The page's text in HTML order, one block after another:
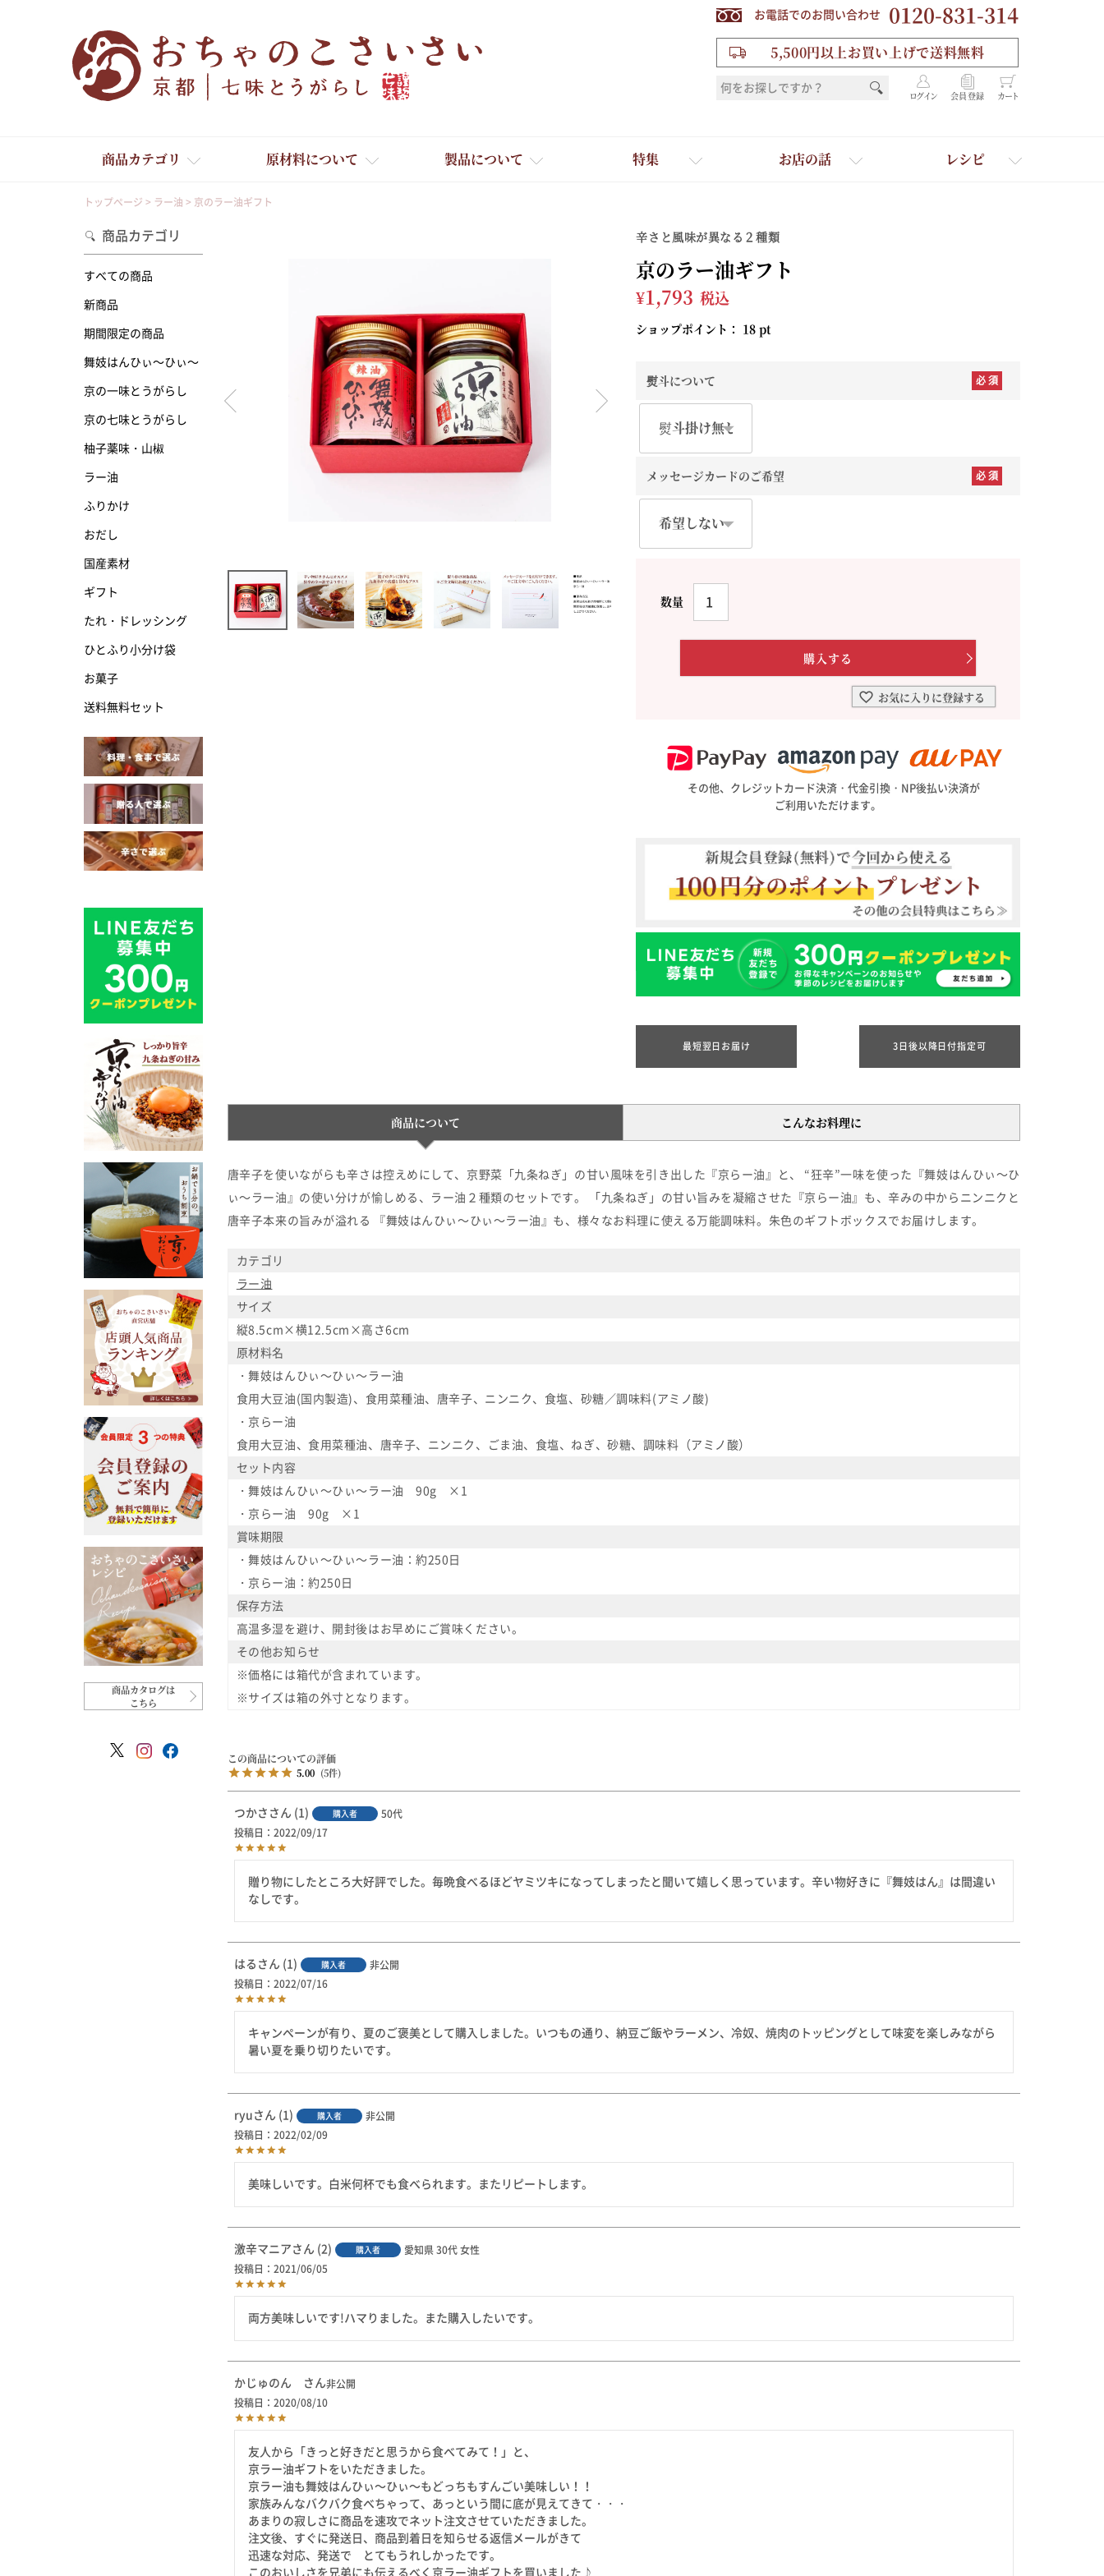
お電話でのお問い合わせ 0120-831-314
5,500円以上お買い上げで送料無料
ログイン 会員登録 カート
商品カテゴリ
舞妓はんひぃ～ひぃ～
京の一味とうがらし
京の七味とうがらし
ひとふり小分け袋
たれ・ドレッシング
おだし
お菓子
料理に合わせて一味・七味を選ぶ
お土産・ギフト 贈る人に合わせて一味・七味を選ぶ
とうがらしの辛さ別に一味・七味を選ぶ
原材料について 製品について 特集 お店の話 レシピ
トップページ ラー油 京のラー油ギフト
商品カテゴリ
すべての商品
新商品
期間限定の商品
舞妓はんひぃ～ひぃ～
京の一味とうがらし
京の七味とうがらし
柚子薬味・山椒
ラー油
ふりかけ
おだし
国産素材
ギフト
たれ・ドレッシング
ひとふり小分け袋
お菓子
送料無料セット
商品カタログは
こちら
辛さと風味が異なる２種類
京のラー油ギフト
¥1,793 税込
ショップポイント： 18 pt
熨斗について
メッセージカードのご希望
お気に入りに登録する
その他、クレジットカード決済・代金引換・NP後払い決済が
ご利用いただけます。
最短翌日お届け 3日後以降日付指定可
商品について こんなお料理に
唐辛子を使いながらも辛さは控えめにして、京野菜「九条ねぎ」の甘い風味を引き出した『京らー油』と、 “狂辛”一味を使った『舞妓はんひぃ～ひ
ぃ～ラー油』の使い分けが愉しめる、ラー油２種類のセットです。 「九条ねぎ」の甘い旨みを凝縮させた『京らー油』も、辛みの中からニンニクと
唐辛子本来の旨みが溢れる 『舞妓はんひぃ～ひぃ～ラー油』も、様々なお料理に使える万能調味料。朱色のギフトボックスでお届けします。
カテゴリ
ラー油
サイズ
縦8.5cm×横12.5cm×高さ6cm
原材料名
・舞妓はんひぃ～ひぃ～ラー油
食用大豆油(国内製造)、食用菜種油、唐辛子、ニンニク、食塩、砂糖／調味料(アミノ酸)
・京らー油
食用大豆油、食用菜種油、唐辛子、ニンニク、ごま油、食塩、ねぎ、砂糖、調味料（アミノ酸）
セット内容
・舞妓はんひぃ～ひぃ～ラー油 90g ×1
・京らー油 90g ×1
賞味期限
・舞妓はんひぃ～ひぃ～ラー油：約250日
・京らー油：約250日
保存方法
高温多湿を避け、開封後はお早めにご賞味ください。
その他お知らせ
※価格には箱代が含まれています。
※サイズは箱の外寸となります。
5.00 5
つかさ 1 購入者
50代
投稿日
2022/09/17
贈り物にしたところ大好評でした。毎晩食べるほどヤミツキになってしまったと聞いて嬉しく思っています。辛い物好きに『舞妓はん』は間違い
なしです。
はる 1 購入者
非公開
投稿日
2022/07/16
キャンペーンが有り、夏のご褒美として購入しました。いつもの通り、納豆ご飯やラーメン、冷奴、焼肉のトッピングとして味変を楽しみながら
暑い夏を乗り切りたいです。
ryu 1 購入者
非公開
投稿日
2022/02/09
美味しいです。白米何杯でも食べられます。またリピートします。
激辛マニア 2 購入者 愛知県 30代 女性
投稿日
2021/06/05
両方美味しいです!ハマりました。また購入したいです。
かじゅのん
非公開
投稿日
2020/08/10
友人から「きっと好きだと思うから食べてみて！」と、
京ラー油ギフトをいただきました。
京ラー油も舞妓はんひぃ～ひぃ～もどっちもすんごい美味しい！！
家族みんなバクバク食べちゃって、あっという間に底が見えてきて・・・
あまりの寂しさに商品を速攻でネット注文させていただきました。
注文後、すぐに発送日、商品到着日を知らせる返信メールがきて
迅速な対応、発送で　とてもうれしかったです。
このおいしさを兄弟にも伝えるべく京ラー油ギフトを買いました♪